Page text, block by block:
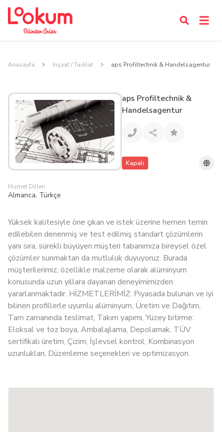
Anasayfa İnşaat / Tadilat aps Profiltechnik & Handelsagentur
aps Profiltechnik &
Handelsagentur
Kapalı
Hizmet Dilleri
Almanca, Türkçe
Yüksek kalitesiyle öne çıkan ve istek üzerine hemen temin
edilebilen denenmiş ve test edilmiş standart çözümlerin
yanı sıra, sürekli büyüyen müşteri tabanımıza bireysel özel
çözümler sunmaktan da mutluluk duyuyoruz. Burada
müşterilerimiz, özellikle malzeme olarak alüminyum
konusunda uzun yıllara dayanan deneyimimizden
yararlanmaktadır. HİZMETLERİMİZ: Piyasada bulunan ve iyi
bilinen profillerle uyumlu alüminyum, Üretim ve Dağıtım,
Tam zamanında teslimat, Takım yapımı, Yüzey bitirme:
Eloksal ve toz boya, Ambalajlama, Depolamak, TÜV
sertifikalı üretim, Çizim, İşlevsel kontrol, Kombinasyon
uzunlukları, Düzenleme seçenekleri ve optimizasyon.